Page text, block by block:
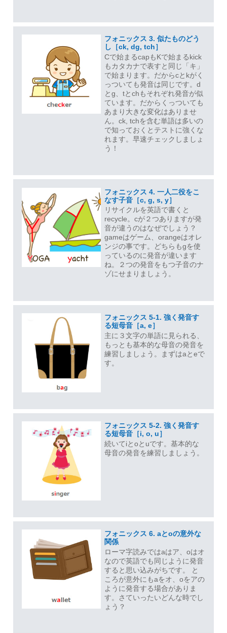
フォニックス 3. 似たものどう
し［ck, dg, tch］
Cで始まるcapもKで始まるkick
もカタカナで表すと同じ「キ」
で始まります。だからcとkがく
っついても発音は同じです。d
とg、tとchもそれぞれ発音が似
ています。だからくっついても
あまり大きな変化はありませ
ん。ck, tchを含む単語は多いの
で知っておくとテストに強くな
れます。早速チェックしましょ
う！
フォニックス 4. 一人二役をこ
なす子音［c, g, s, y］
リサイクルを英語で書くと
recycle。cが２つありますが発
音が違うのはなぜでしょう？
gameはゲーム、orangeはオレ
ンジの事です。どちらもgを使
っているのに発音が違います
ね。２つの発音をもつ子音のナ
ゾにせまりましょう。
フォニックス 5-1. 強く発音す
る短母音［a, e］
主に３文字の単語に見られる、
もっとも基本的な母音の発音を
練習しましょう。まずはaとeで
す。
フォニックス 5-2. 強く発音す
る短母音［i, o, u］
続いてiとoとuです。基本的な
母音の発音を練習しましょう。
フォニックス 6. aとoの意外な
関係
ローマ字読みではaはア、oはオ
なので英語でも同じように発音
すると思い込みがちです。 と
ころが意外にもaをオ、oをアの
ように発音する場合がありま
す。さていったいどんな時でし
ょう？